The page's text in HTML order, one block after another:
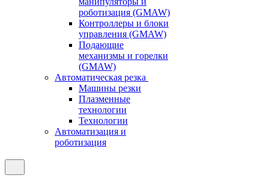
роботизация (GMAW)
Контроллеры и блоки
управления (GMAW)
Подающие
механизмы и горелки
(GMAW)
Автоматическая резка
Машины резки
Плазменные
технологии
Технологии
Автоматизация и
роботизация